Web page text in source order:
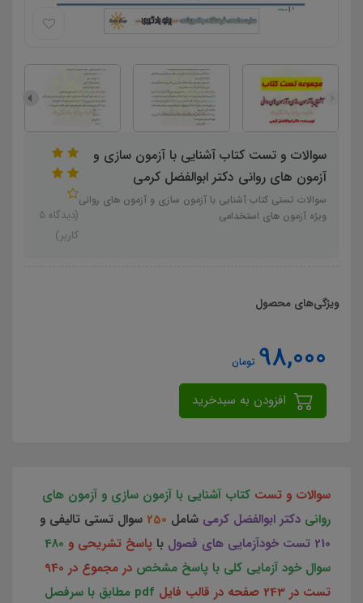
سوالات و تست کتاب آشنایی با آزمون سازی و
آزمون های روانی دکتر ابوالفضل کرمی
سوالات تستی کتاب آشنایی با آزمون سازی و آزمون های روانی
ویژه آزمون های استخدامی
(دیدگاه 5
کاربر)
ویژگی‌های محصول
98,000 تومان
سوالات و تست کتاب آشنایی با آزمون سازی و آزمون های
روانی دکتر ابوالفضل کرمی شامل 250 سوال تستی تالیفی و
210 تست خودآزمایی های فصول
با پاسخ تشریحی و 480
سوال خود آزمایی کلی با پاسخ مشخص
در مجموع در 940
تست در 243
صفحه در قالب فایل
pdf مطابق با سرفصل